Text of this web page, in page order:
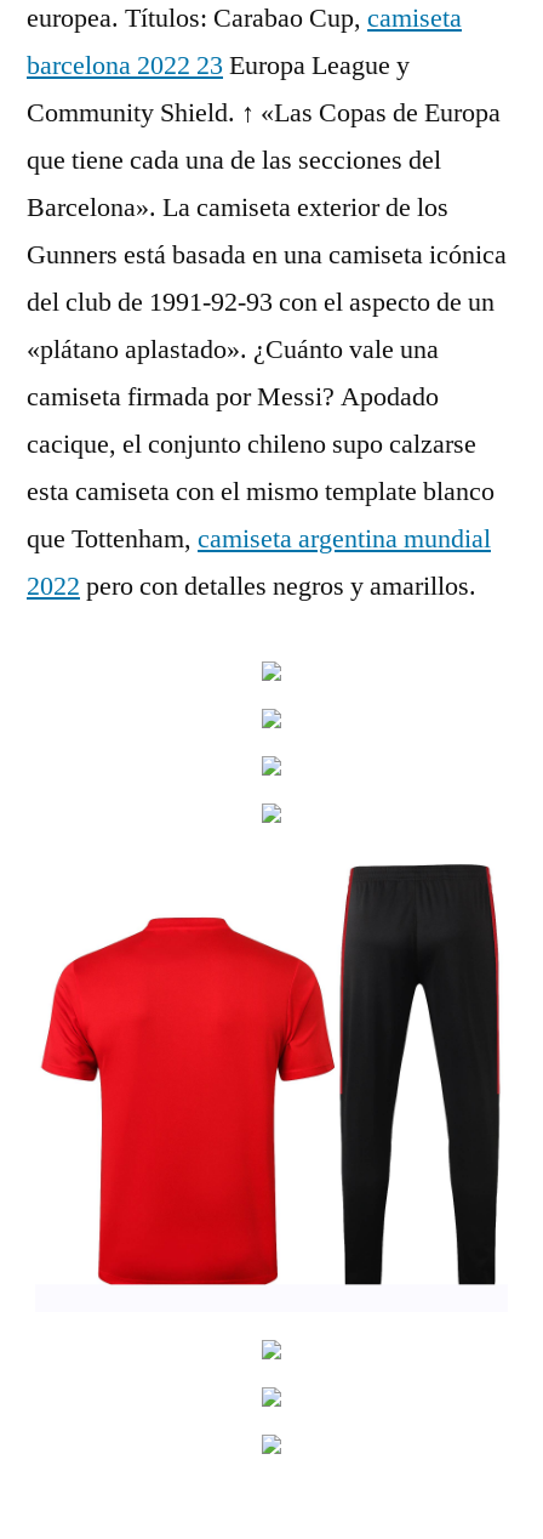
europea. Títulos: Carabao Cup, camiseta
barcelona 2022 23 Europa League y
Community Shield. ↑ «Las Copas de Europa
que tiene cada una de las secciones del
Barcelona». La camiseta exterior de los
Gunners está basada en una camiseta icónica
del club de 1991-92-93 con el aspecto de un
«plátano aplastado». ¿Cuánto vale una
camiseta firmada por Messi? Apodado
cacique, el conjunto chileno supo calzarse
esta camiseta con el mismo template blanco
que Tottenham, camiseta argentina mundial
2022 pero con detalles negros y amarillos.